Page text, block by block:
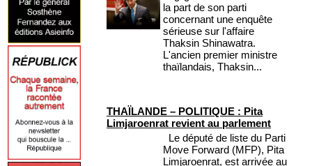
la part de son parti
concernant une enquête
sérieuse sur l'affaire
Thaksin Shinawatra.
L'ancien premier ministre
thaïlandais, Thaksin...
THAÏLANDE – POLITIQUE : Pita
Limjaroenrat revient au parlement
Le député de liste du Parti
Move Forward (MFP), Pita
Limjaroenrat, est arrivée au